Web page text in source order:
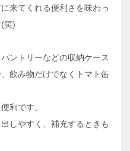
来てくれる便利さを味わっ
笑)
ントリーなどの収納ケース
飲み物だけでなくトマト缶
利です。
しやすく、補充するときも